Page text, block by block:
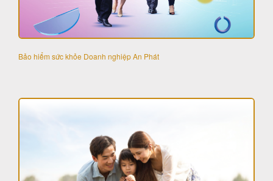
Bảo hiểm sức khỏe Doanh nghiệp An Phát